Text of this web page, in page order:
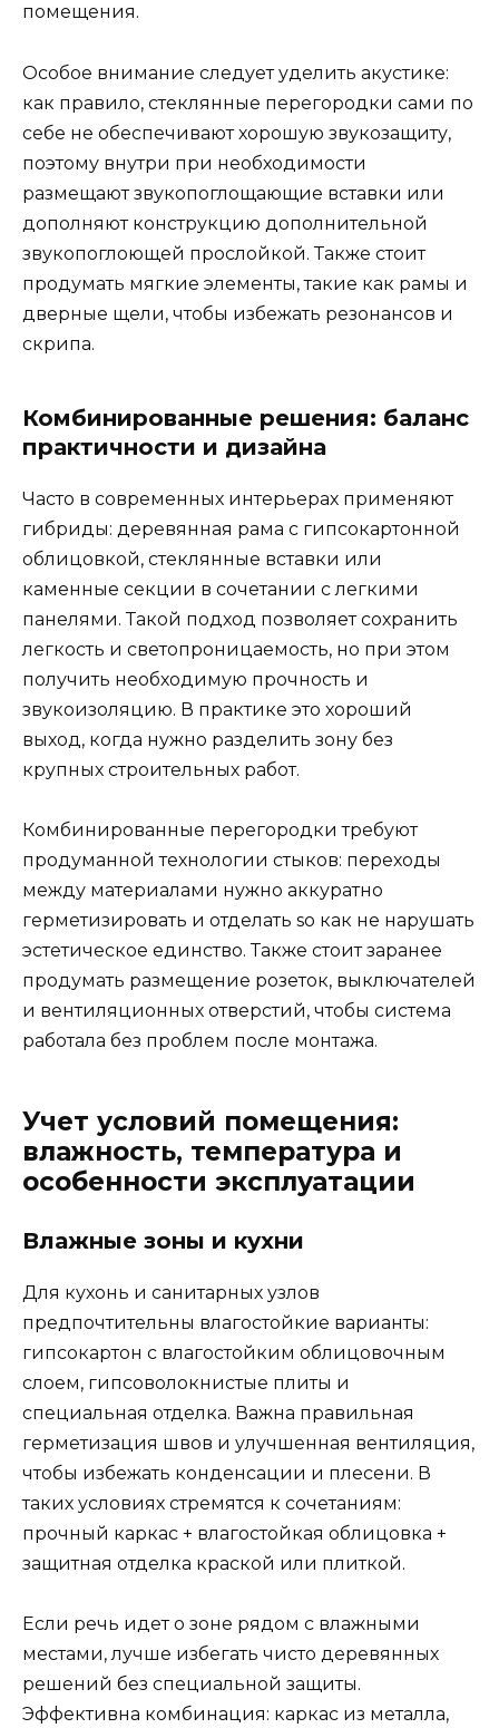
помещения.
Особое внимание следует уделить акустике:
как правило, стеклянные перегородки сами по
себе не обеспечивают хорошую звукозащиту,
поэтому внутри при необходимости
размещают звукопоглощающие вставки или
дополняют конструкцию дополнительной
звукопоглоющей прослойкой. Также стоит
продумать мягкие элементы, такие как рамы и
дверные щели, чтобы избежать резонансов и
скрипа.
Комбинированные решения: баланс
практичности и дизайна
Часто в современных интерьерах применяют
гибриды: деревянная рама с гипсокартонной
облицовкой, стеклянные вставки или
каменные секции в сочетании с легкими
панелями. Такой подход позволяет сохранить
легкость и светопроницаемость, но при этом
получить необходимую прочность и
звукоизоляцию. В практике это хороший
выход, когда нужно разделить зону без
крупных строительных работ.
Комбинированные перегородки требуют
продуманной технологии стыков: переходы
между материалами нужно аккуратно
герметизировать и отделать so как не нарушать
эстетическое единство. Также стоит заранее
продумать размещение розеток, выключателей
и вентиляционных отверстий, чтобы система
работала без проблем после монтажа.
Учет условий помещения:
влажность, температура и
особенности эксплуатации
Влажные зоны и кухни
Для кухонь и санитарных узлов
предпочтительны влагостойкие варианты:
гипсокартон с влагостойким облицовочным
слоем, гипсоволокнистые плиты и
специальная отделка. Важна правильная
герметизация швов и улучшенная вентиляция,
чтобы избежать конденсации и плесени. В
таких условиях стремятся к сочетаниям:
прочный каркас + влагостойкая облицовка +
защитная отделка краской или плиткой.
Если речь идет о зоне рядом с влажными
местами, лучше избегать чисто деревянных
решений без специальной защиты.
Эффективна комбинация: каркас из металла,